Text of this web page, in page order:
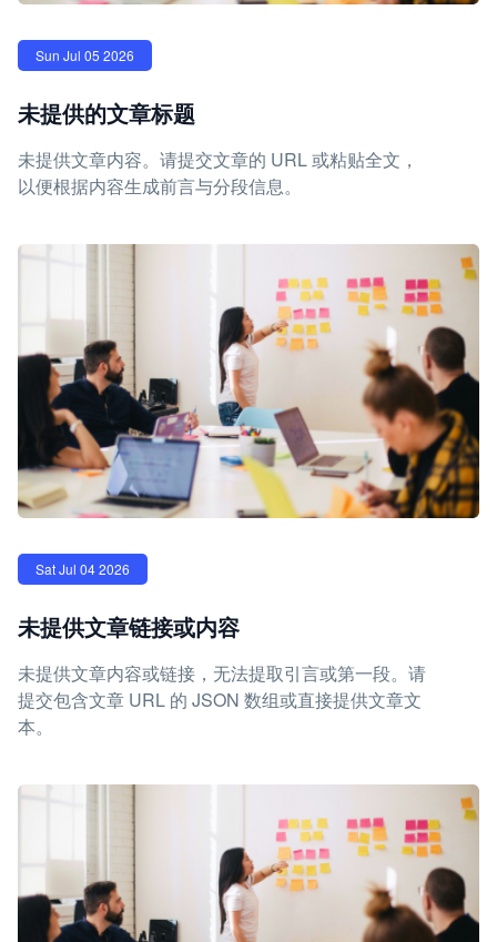
Sun Jul 05 2026
未提供的文章标题
未提供文章内容。请提交文章的 URL 或粘贴全文，
以便根据内容生成前言与分段信息。
Sat Jul 04 2026
未提供文章链接或内容
未提供文章内容或链接，无法提取引言或第一段。请
提交包含文章 URL 的 JSON 数组或直接提供文章文
本。